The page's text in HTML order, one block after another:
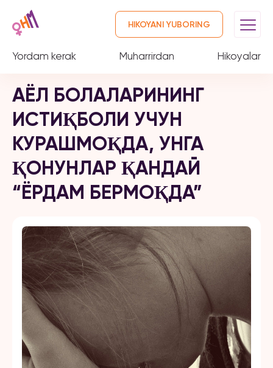
Yordam kerak Muharrirdan Hikoyalar
HIKOYANI YUBORING
АЁЛ БОЛАЛАРИНИНГ
ИСТИҚБОЛИ УЧУН
КУРАШМОҚДА, УНГА
ҚОНУНЛАР ҚАНДАЙ
“ЁРДАМ БЕРМОҚДА”